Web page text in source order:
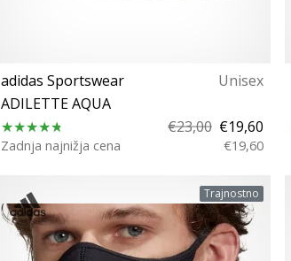
adidas Sportswear
Unisex
ADILETTE AQUA
€23,00 €19,60
Zadnja najnižja cena €19,60
36⅔ 38 39⅓ 40⅔ 42 43⅓ 44⅔ 46Trajnostno